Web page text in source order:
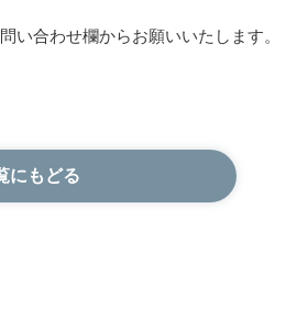
い合わせ欄からお願いいたします。
にもどる